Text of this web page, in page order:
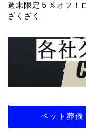
週末限定５％オフ！
ざくざく
ペット葬